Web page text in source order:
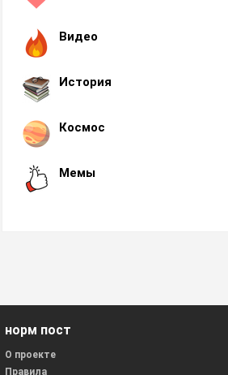
Видео
История
Космос
Мемы
норм пост
О проекте
Правила